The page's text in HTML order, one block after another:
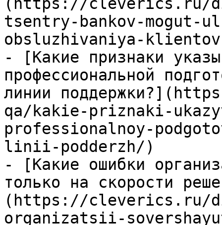
tsentry-bankov-mogut-
obsluzhivaniya-
- [Какие признаки
профессиональной
линии
qa/kakie-priznaki-
professionalnoy-
linii-podderzh/)
- [Какие ошибки
только на скорости
(https://cleverics.ru/
organizatsii-